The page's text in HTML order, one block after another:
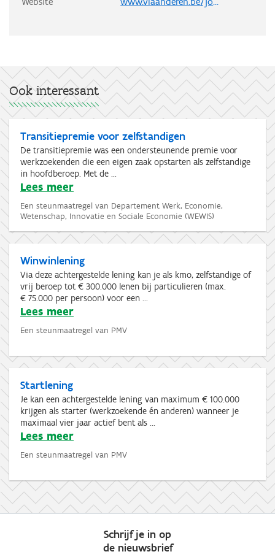
Ook interessant
Transitiepremie voor zelfstandigen
De transitiepremie was een ondersteunende premie voor
werkzoekenden die een eigen zaak opstarten als zelfstandige
in hoofdberoep. Met de ...
Lees meer
Een steunmaatregel van Departement Werk, Economie,
Wetenschap, Innovatie en Sociale Economie (WEWIS)
Winwinlening
Via deze achtergestelde lening kan je als kmo, zelfstandige of
vrij beroep tot € 300.000 lenen bij particulieren (max.
€ 75.000 per persoon) voor een ...
Lees meer
Een steunmaatregel van PMV
Startlening
Je kan een achtergestelde lening van maximum € 100.000
krijgen als starter (werkzoekende én anderen) wanneer je
maximaal vier jaar actief bent als ...
Lees meer
Een steunmaatregel van PMV
Schrijf je in op
de nieuwsbrief